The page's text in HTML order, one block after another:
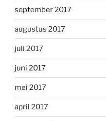
september 2017
augustus 2017
juli 2017
juni 2017
mei 2017
april 2017